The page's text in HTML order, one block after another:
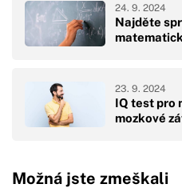
Najděte
24. 9. 2024
IQ test pro
mozkové
23. 9. 2024
Možná jste zmeškali